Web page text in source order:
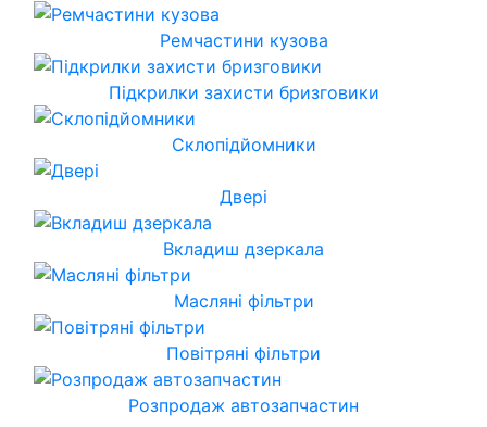
Ремчастини кузова
Підкрилки захисти бризговики
Склопідйомники
Двері
Вкладиш дзеркала
Масляні фільтри
Повітряні фільтри
Розпродаж автозапчастин